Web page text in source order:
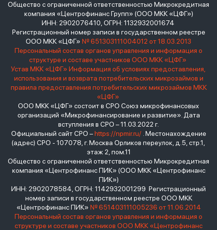
Общество с ограниченной ответственностью Микрокредитная
компания «Центрофинанс Групп» (ООО МКК «ЦФГ»)
ИНН: 2902076410, ОГРН: 1132932001674
Регистрационный номер записи в государственном реестре
ООО МКК «ЦФГ» № 651303111004012 от 18.03.2013
Персональный состав органов управления и информация о
структуре и составе участников ООО МКК «ЦФГ»
Устав МКК «ЦФГ» Информация об условиях предоставления,
использования и возврата потребительских микрозаймов и
правила предоставления потребительских микрозаймов МКК
«ЦФГ»
ООО МКК «ЦФГ» состоит в СРО Союз микрофинансовых
организаций «Микрофинансирование и развитие». Дата
вступления в СРО – 11.03.2022 г.
Официальный сайт СРО –https://npmir.ru/. Местонахождение
(адрес) СРО - 107078, г. Москва Орликов переулок, д.5, стр.1,
этаж 2, пом.11
Общество с ограниченной ответственностью Микрокредитная
компания «Центрофинанс ПИК» (ООО МКК «Центрофинанс
ПИК»)
ИНН: 2902078584, ОГРН: 1142932001299 Регистрационный
номер записи в государственном реестре ООО МКК
«Центрофинанс ПИК» № 651403111005236 от 11.06.2014
Персональный состав органов управления и информация о
структуре и составе участников ООО МКК «Центрофинанс